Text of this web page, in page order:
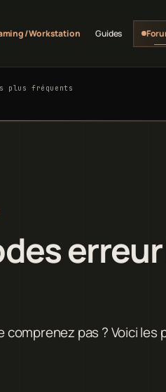
/ Workstation Guides
plus fréquents
pas ? Voici